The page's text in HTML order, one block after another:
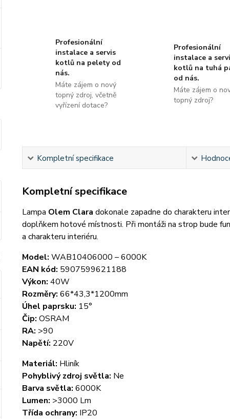
Profesionální
instalace a servis
kotlů na pelety od
nás.
Máte zájem o nový
topný zdroj, včetně
vyřízení dotace?
Profesionální
instalace a
kotlů na tuhá
od nás.
Máte zájem o
topný zdroj?
Kompletní specifikace
Kompletní specifikace
Lampa Olem Clara dokonale zapadne do charakteru
doplňkem hotové místnosti. Při montáži na strop bude
a charakteru interiéru.
Model: WAB10406000 – 6000K
EAN kód: 5907599621188
Výkon: 40W
Rozměry: 66*43,3*1200mm
Úhel paprsku: 15°
Čip: OSRAM
RA: >90
Napětí: 220V
Materiál: Hliník
Pohyblivý zdroj světla: Ne
Barva světla: 6000K
Lumen: >3000 Lm
Třída ochrany: IP20